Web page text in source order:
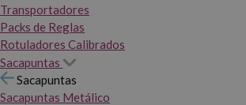
Transportadores
Packs de Reglas
Rotuladores Calibrados
Sacapuntas
Sacapuntas
Sacapuntas Metálico